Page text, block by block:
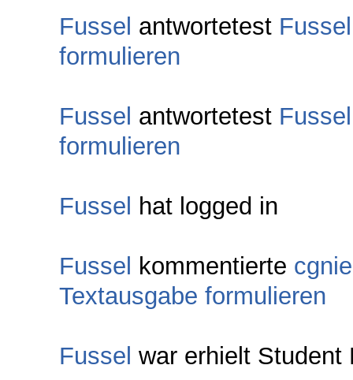
Fussel antwortetest Fussel
formulieren
Fussel antwortetest Fussel
formulieren
Fussel hat logged in
Fussel kommentierte
Textausgabe formulieren
Fussel war erhielt Student